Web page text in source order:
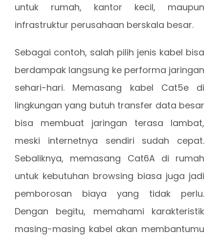
untuk rumah, kantor kecil, maupun
infrastruktur perusahaan berskala besar.
Sebagai contoh, salah pilih jenis kabel bisa
berdampak langsung ke performa jaringan
sehari-hari. Memasang kabel Cat5e di
lingkungan yang butuh transfer data besar
bisa membuat jaringan terasa lambat,
meski internetnya sendiri sudah cepat.
Sebaliknya, memasang Cat6A di rumah
untuk kebutuhan browsing biasa juga jadi
pemborosan biaya yang tidak perlu.
Dengan begitu, memahami karakteristik
masing-masing kabel akan membantumu